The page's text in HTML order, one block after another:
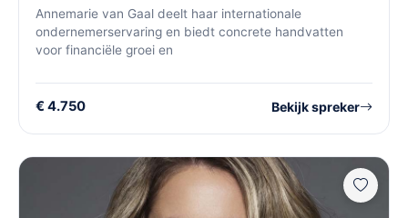
Annemarie van Gaal deelt haar internationale
ondernemerservaring en biedt concrete handvatten
voor financiële groei en
€ 4.750 Bekijk spreker